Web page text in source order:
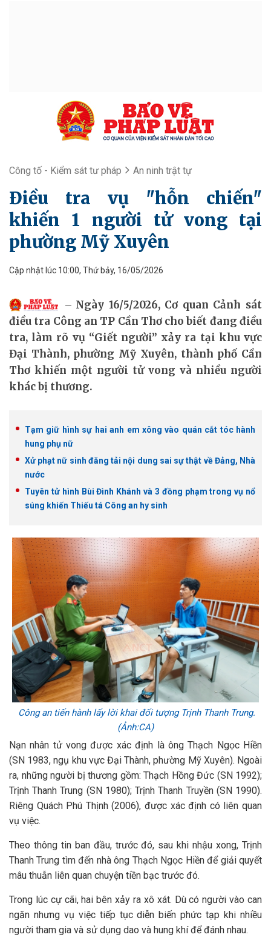
Công tố - Kiểm sát tư pháp An ninh trật tự
Điều tra vụ "hỗn chiến"
khiến 1 người tử vong tại
phường Mỹ Xuyên
Cập nhật lúc 10:00, Thứ bảy, 16/05/2026
Ngày 16/5/2026, Cơ quan Cảnh sát
điều tra Công an TP Cần Thơ cho biết đang điều
tra, làm rõ vụ “Giết người” xảy ra tại khu vực
Đại Thành, phường Mỹ Xuyên, thành phố Cần
Thơ khiến một người tử vong và nhiều người
khác bị thương.
Tạm giữ hình sự hai anh em xông vào quán cắt tóc hành
hung phụ nữ
Xử phạt nữ sinh đăng tải nội dung sai sự thật về Đảng, Nhà
nước
Tuyên tử hình Bùi Đình Khánh và 3 đồng phạm trong vụ nổ
súng khiến Thiếu tá Công an hy sinh
Công an tiến hành lấy lời khai đối tượng Trịnh Thanh Trung.
(Ảnh:CA)
Nạn nhân tử vong được xác định là ông Thạch Ngọc Hiền
(SN 1983, ngụ khu vực Đại Thành, phường Mỹ Xuyên). Ngoài
ra, những người bị thương gồm: Thạch Hồng Đức (SN 1992);
Trịnh Thanh Trung (SN 1980); Trịnh Thanh Truyền (SN 1990).
Riêng Quách Phú Thịnh (2006), được xác định có liên quan
vụ việc.
Theo thông tin ban đầu, trước đó, sau khi nhậu xong, Trịnh
Thanh Trung tìm đến nhà ông Thạch Ngọc Hiền để giải quyết
mâu thuẫn liên quan chuyện tiền bạc trước đó.
Trong lúc cự cãi, hai bên xảy ra xô xát. Dù có người vào can
ngăn nhưng vụ việc tiếp tục diễn biến phức tạp khi nhiều
người tham gia và sử dụng dao và hung khí để đánh nhau.